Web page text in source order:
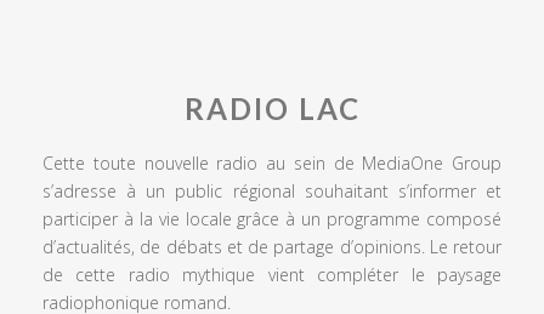
RADIO LAC
Cette toute nouvelle radio au sein de MediaOne Group
s’adresse à un public régional souhaitant s’informer et
participer à la vie locale grâce à un programme composé
d’actualités, de débats et de partage d’opinions. Le retour
de cette radio mythique vient compléter le paysage
radiophonique romand.